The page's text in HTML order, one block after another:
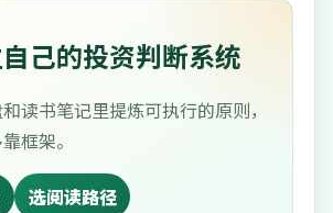
己的投资判断系统
读书笔记里提炼可执行的原则，
框架。
选阅读路径